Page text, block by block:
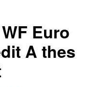
Euro
A thes